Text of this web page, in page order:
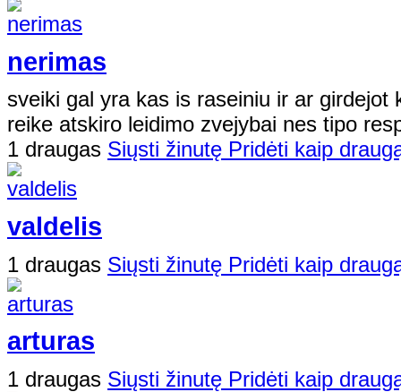
nerimas
sveiki gal yra kas is raseiniu ir ar girdejot
reike atskiro leidimo zvejybai nes tipo
1 draugas Siųsti žinutę Pridėti kaip
valdelis
1 draugas Siųsti žinutę Pridėti kaip
arturas
1 draugas Siųsti žinutę Pridėti kaip